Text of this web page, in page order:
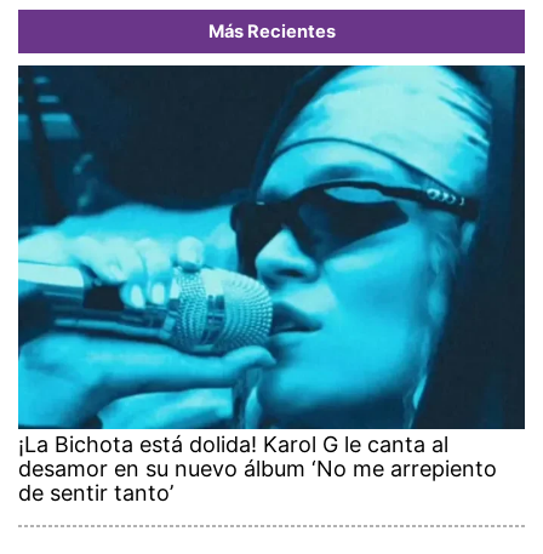
Más Recientes
¡La Bichota está dolida! Karol G le canta al
desamor en su nuevo álbum ‘No me arrepiento
de sentir tanto’